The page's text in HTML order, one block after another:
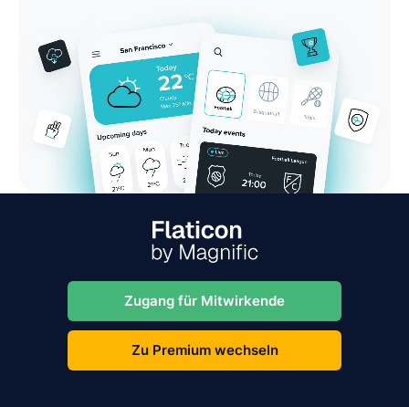
Zugang für Mitwirkende
Zu Premium wechseln